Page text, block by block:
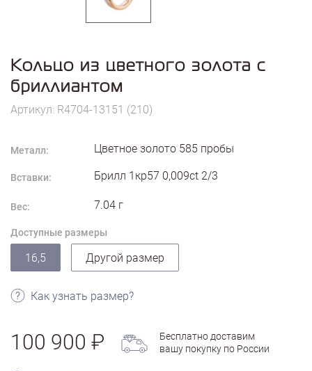
Кольцо из цветного золота с
бриллиантом
Артикул: R4704-13151 (210)
Металл: Цветное золото 585 пробы
Вставки: Брилл 1кр57 0,009ct 2/3
Вес: 7.04 г
Доступные размеры
16,5 Другой размер
Как узнать размер?
100 900
Бесплатно доставим
вашу покупку по России